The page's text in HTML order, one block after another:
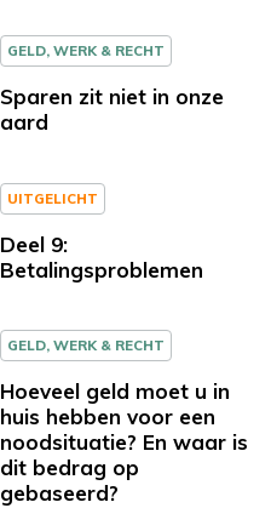
GELD, WERK & RECHT
Sparen zit niet in onze
aard
UITGELICHT
Deel 9:
Betalingsproblemen
GELD, WERK & RECHT
Hoeveel geld moet u in
huis hebben voor een
noodsituatie? En waar is
dit bedrag op
gebaseerd?